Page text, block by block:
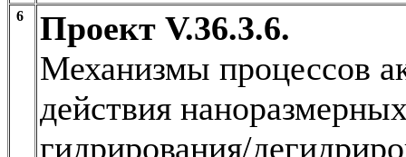
6
Проект V.36.3.6.
Механизмы процессов
действия
гидрирования/